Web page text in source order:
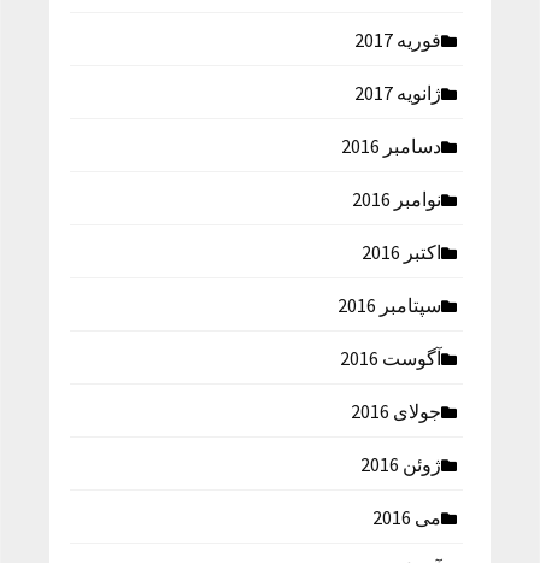
فوریه 2017
ژانویه 2017
دسامبر 2016
نوامبر 2016
اکتبر 2016
سپتامبر 2016
آگوست 2016
جولای 2016
ژوئن 2016
می 2016